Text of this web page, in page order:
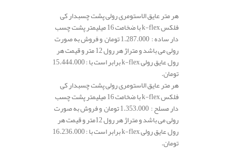
هر متر عایق الاستومری رولی پشت چسبدار کی
فلکس k-flex با ضخامت 16 میلیمتر پشت چسب
دار ساده : 1.287.000 تومان و فروش به صورت
رولی می باشد و متراژ هر رول 12 متر و قیمت هر
رول عایق رولی k-flex برابر است با : 15.444.000
تومان.
هر متر عایق الاستومری رولی پشت چسبدار کی
فلکس k-flex با ضخامت 16 میلیمتر پشت چسب
دار مسلح : 1.353.000 تومان و فروش به صورت
رولی می باشد و متراژ هر رول 12متر و قیمت هر
رول عایق رولی k-flex برابر است با : 16.236.000
تومان.